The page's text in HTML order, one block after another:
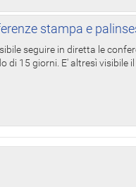
stampa e
seguire in diretta le
di 15 giorni. E' altresì